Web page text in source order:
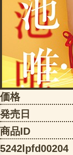
価格
発売日
商品ID
5242lpfd00204